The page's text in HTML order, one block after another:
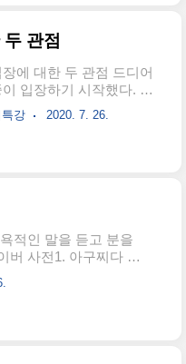
게 이해하고 그것으로
서 변화를 가져왔고, 지금
앞으로 더욱 많은 변화를
코로나 이전은 즉흥적인
적인 위치에 있었습니다.
향력이 상실된 것은 아닙
관점
에 대한 두 관점 드디어
입장하기 시작했다. 오
던 KT와 NC의 경기였다.
중허용 발표에 맞춰
관중 입장을 시작했다. 그
착석이 가능한 것은 아
취식도 불허했다. 대부분
는 경기 후에 식사했다. 그
대한 엇갈린 두 신문기사
강 2020. 7. 26.
적인 말을 듣고 분을
버 사전1. 아구찌다 라
지고 있을 때, 부럽고
, 전라도 지방에서 유